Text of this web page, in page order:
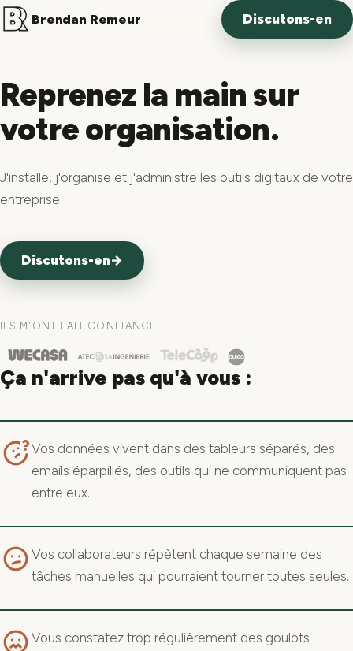
Brendan Remeur Discutons-en
Reprenez la main sur
votre organisation.
J'installe, j'organise et j'administre les outils digitaux de votre
entreprise.
Discutons-en→
ILS M'ONT FAIT CONFIANCE
Ça n'arrive pas qu'à vous :
Vos données vivent dans des tableurs séparés, des
emails éparpillés, des outils qui ne communiquent pas
entre eux.
Vos collaborateurs répètent chaque semaine des
tâches manuelles qui pourraient tourner toutes seules.
Vous constatez trop régulièrement des goulots